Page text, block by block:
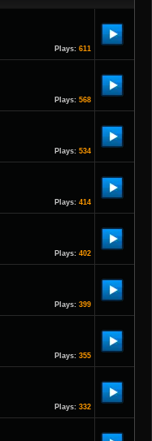
Plays: 611
Plays: 568
Plays: 534
Plays: 414
Plays: 402
Plays: 399
Plays: 355
Plays: 332